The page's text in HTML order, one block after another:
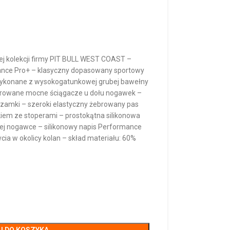
firmy PIT BULL WEST COAST –
Pro+ – klasyczny dopasowany sportowy
z wysokogatunkowej grubej bawełny
mocne ściągacze u dołu nogawek –
– szeroki elastyczny żebrowany pas
ze stoperami – prostokątna silikonowa
nogawce – silikonowy napis Performance
w okolicy kolan – skład materiału: 60%